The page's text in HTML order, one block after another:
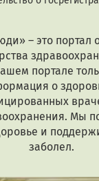
– это портал
портале
о
Мы
и
заболел.